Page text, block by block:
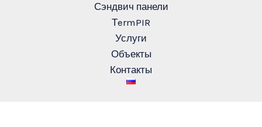
Сэндвич панели
ТermPIR
Услуги
Объекты
Контакты